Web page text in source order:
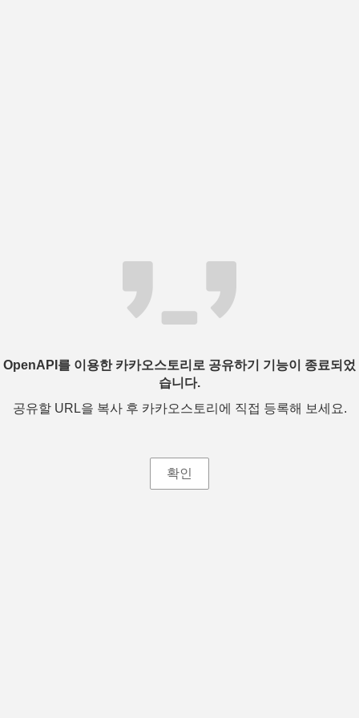
OpenAPI를 이용한 카카오스토리로 공유하기 기능이 종료되었
습니다.
공유할 URL을 복사 후 카카오스토리에 직접 등록해 보세요.
확인